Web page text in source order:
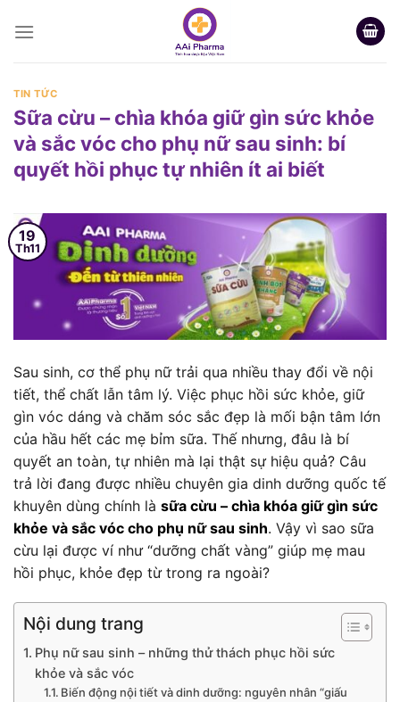
TIN TỨC
Sữa cừu – chìa khóa giữ gìn sức khỏe
và sắc vóc cho phụ nữ sau sinh: bí
quyết hồi phục tự nhiên ít ai biết
19
Th11
Sau sinh, cơ thể phụ nữ trải qua nhiều thay đổi về nội
tiết, thể chất lẫn tâm lý. Việc phục hồi sức khỏe, giữ
gìn vóc dáng và chăm sóc sắc đẹp là mối bận tâm lớn
của hầu hết các mẹ bỉm sữa. Thế nhưng, đâu là bí
quyết an toàn, tự nhiên mà lại thật sự hiệu quả? Câu
trả lời đang được nhiều chuyên gia dinh dưỡng quốc tế
khuyên dùng chính là sữa cừu – chìa khóa giữ gìn sức
khỏe và sắc vóc cho phụ nữ sau sinh. Vậy vì sao sữa
cừu lại được ví như “dưỡng chất vàng” giúp mẹ mau
hồi phục, khỏe đẹp từ trong ra ngoài?
Nội dung trang
Phụ nữ sau sinh – những thử thách phục hồi sức
khỏe và sắc vóc
Biến động nội tiết và dinh dưỡng: nguyên nhân “giấu